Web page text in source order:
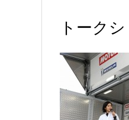
トーク